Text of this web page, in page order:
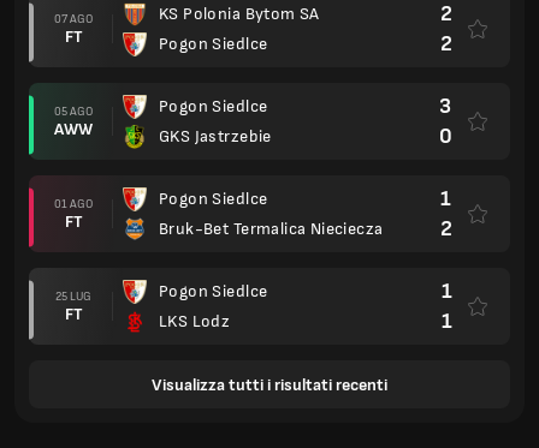
07 AGO
FT
KS Polonia Bytom SA
Pogon Siedlce
2
2
05 AGO
AWW
Pogon Siedlce
GKS Jastrzebie
3
0
01 AGO
FT
Pogon Siedlce
Bruk-Bet Termalica Nieciecza
1
2
25 LUG
FT
Pogon Siedlce
LKS Lodz
1
1
Visualizza tutti i risultati recenti